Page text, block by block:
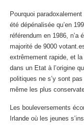
Pourquoi paradoxalement
été dépénalisée qu’en
référendum en 1986, n’a
majorité de 9000
extrêmement rapide, et
dans un Etat à l’origine
politiques ne s’y sont
même les plus
Les bouleversements
Irlande où les jeunes